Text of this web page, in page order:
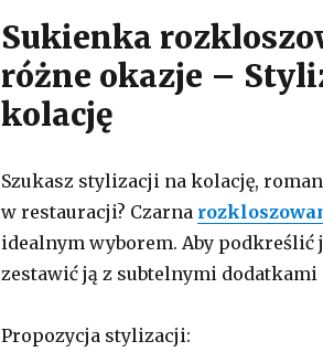
Sukienka
różne okazje –
kolację
Szukasz stylizacji na kolację,
w restauracji? Czarna
idealnym wyborem. Aby
zestawić ją z subtelnymi
Propozycja stylizacji: